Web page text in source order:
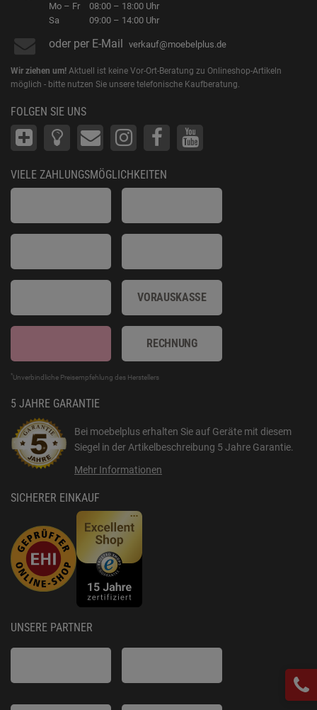
Mo – Fr
Sa
08:00 – 18:00 Uhr
09:00 – 14:00 Uhr
oder per E-Mail verkauf@moebelplus.de
Wir ziehen um! Aktuell ist keine Vor-Ort-Beratung zu Onlineshop-Artikeln
möglich - bitte nutzen Sie unsere telefonische Kaufberatung.
FOLGEN SIE UNS
VIELE ZAHLUNGSMÖGLICHKEITEN
VORAUSKASSE
RECHNUNG
*Unverbindliche Preisempfehlung des Herstellers
5 JAHRE GARANTIE
Bei moebelplus erhalten Sie auf Geräte mit diesem
Siegel in der Artikelbeschreibung 5 Jahre Garantie.
Mehr Informationen
SICHERER EINKAUF
UNSERE PARTNER